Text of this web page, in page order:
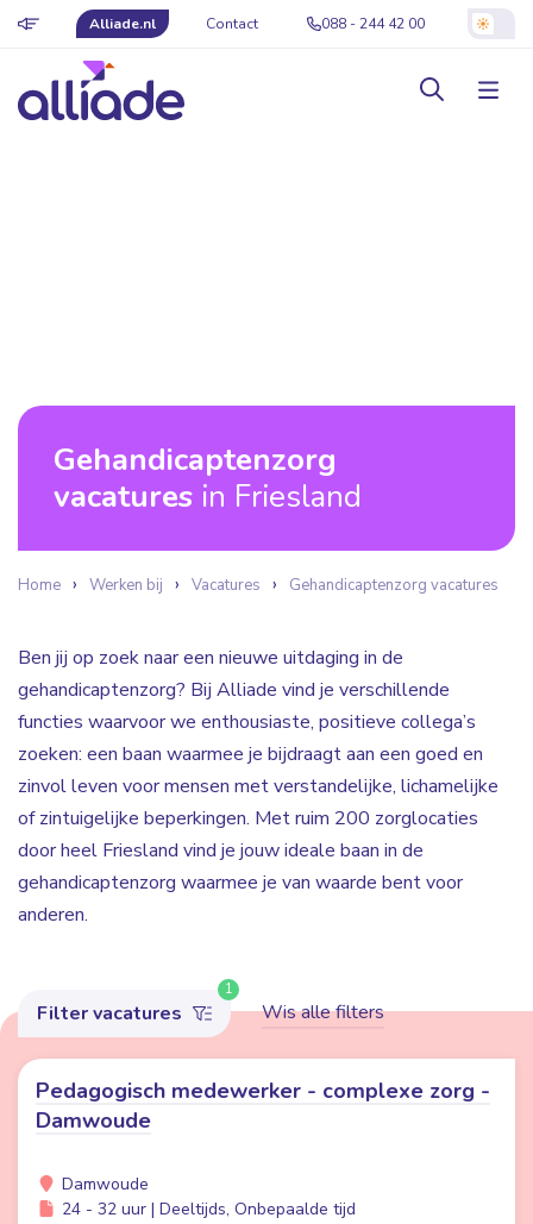
Alliade.nl Contact 088 - 244 42 00
Gehandicaptenzorg
vacatures in Friesland
Home Werken bij Vacatures Gehandicaptenzorg vacatures
Ben jij op zoek naar een nieuwe uitdaging in de
gehandicaptenzorg? Bij Alliade vind je verschillende
functies waarvoor we enthousiaste, positieve collega’s
zoeken: een baan waarmee je bijdraagt aan een goed en
zinvol leven voor mensen met verstandelijke, lichamelijke
of zintuigelijke beperkingen. Met ruim 200 zorglocaties
door heel Friesland vind je jouw ideale baan in de
gehandicaptenzorg waarmee je van waarde bent voor
anderen.
Filter vacatures
1
Wis alle filters
Pedagogisch medewerker - complexe zorg -
Damwoude
Damwoude
24 - 32 uur | Deeltijds, Onbepaalde tijd